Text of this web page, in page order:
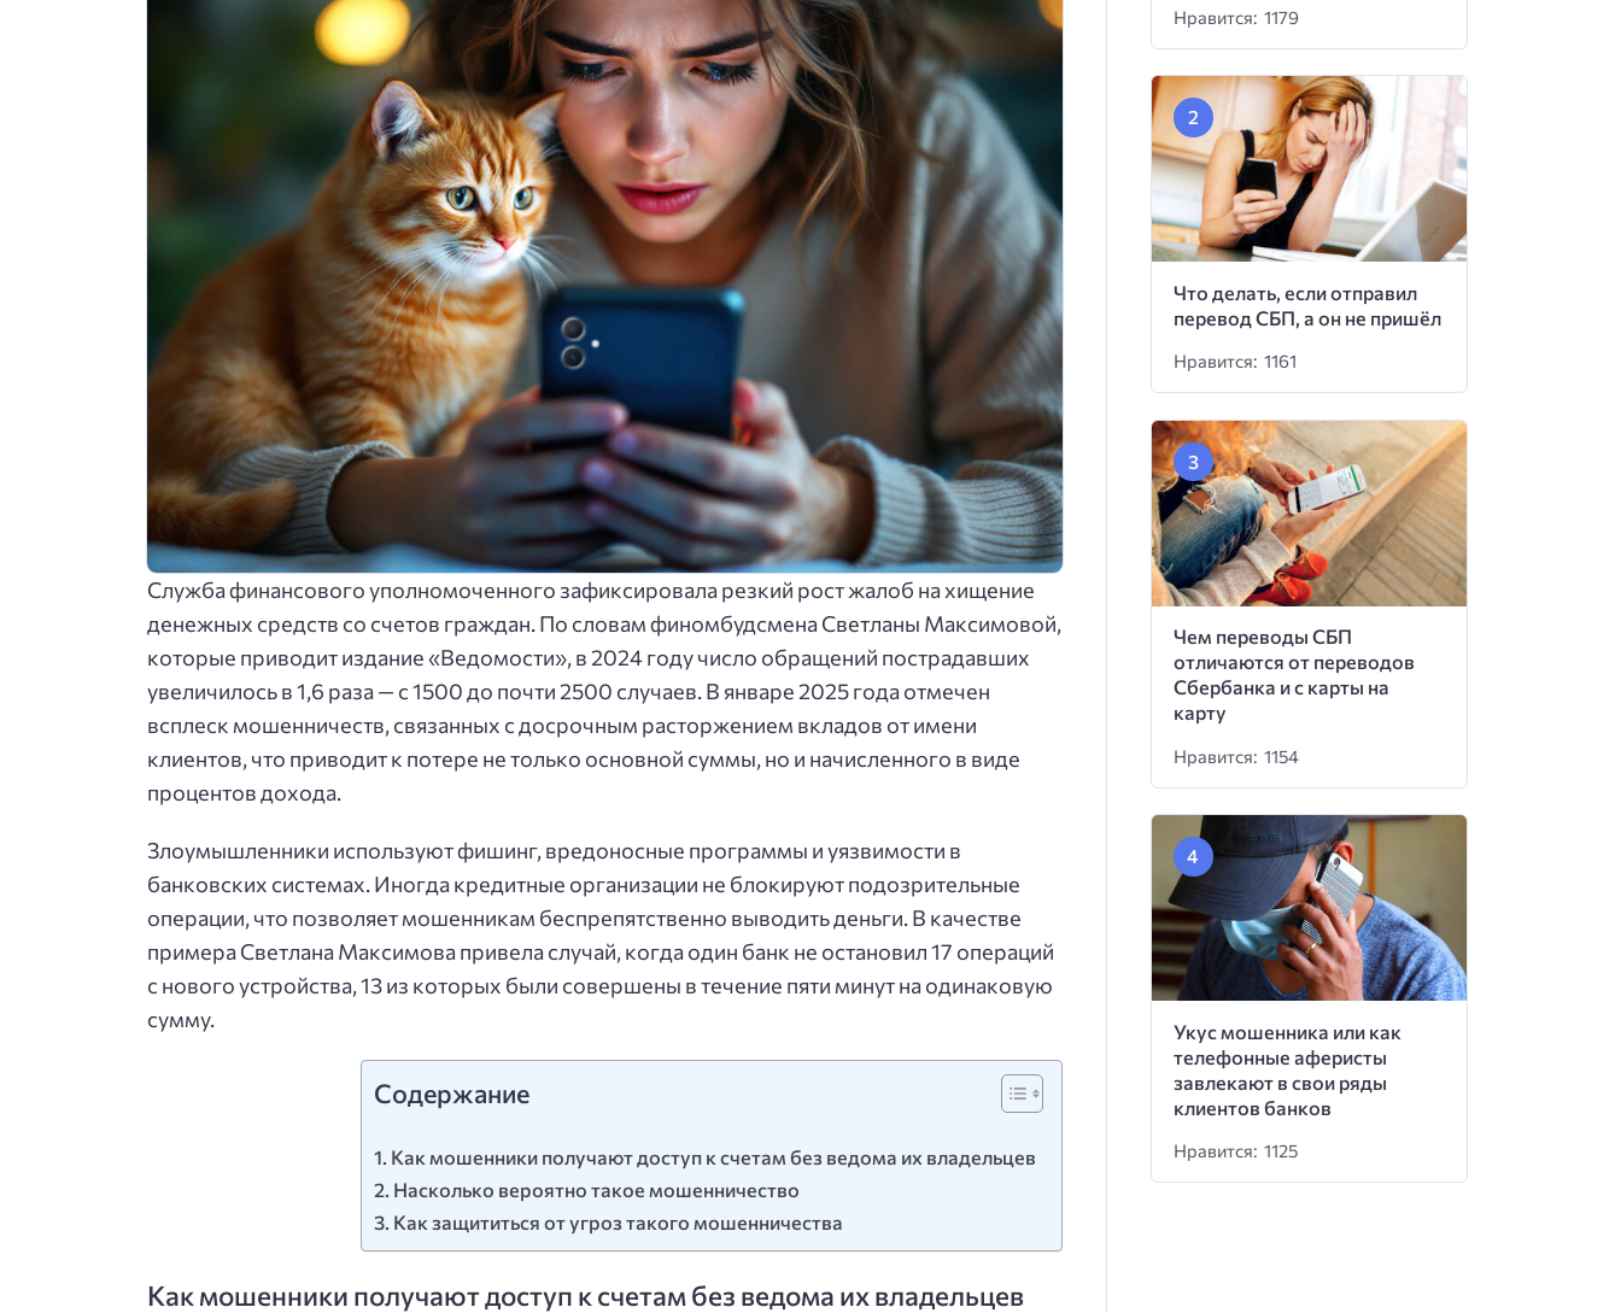
Служба финансового уполномоченного зафиксировала резкий рост жалоб на хищение
денежных средств со счетов граждан. По словам финомбудсмена Светланы Максимовой,
которые приводит издание «Ведомости», в 2024 году число обращений пострадавших
увеличилось в 1,6 раза — с 1500 до почти 2500 случаев. В январе 2025 года отмечен
всплеск мошенничеств, связанных с досрочным расторжением вкладов от имени
клиентов, что приводит к потере не только основной суммы, но и начисленного в виде
процентов дохода.
Злоумышленники используют фишинг, вредоносные программы и уязвимости в
банковских системах. Иногда кредитные организации не блокируют подозрительные
операции, что позволяет мошенникам беспрепятственно выводить деньги. В качестве
примера Светлана Максимова привела случай, когда один банк не остановил 17 операций
с нового устройства, 13 из которых были совершены в течение пяти минут на одинаковую
сумму.
Содержание
Как мошенники получают доступ к счетам без ведома их владельцев
Насколько вероятно такое мошенничество
Как защититься от угроз такого мошенничества
Как мошенники получают доступ к счетам без ведома их владельцев
Нравится: 1179
Что делать, если отправил
перевод СБП, а он не пришёл
Нравится: 1161
Чем переводы СБП
отличаются от переводов
Сбербанка и с карты на
карту
Нравится: 1154
Укус мошенника или как
телефонные аферисты
завлекают в свои ряды
клиентов банков
Нравится: 1125